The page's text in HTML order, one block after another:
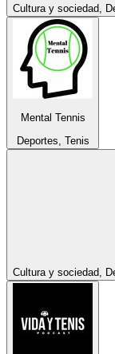
Cultura y sociedad,
Mental Tennis
Deportes, Tenis
Cultura y sociedad,